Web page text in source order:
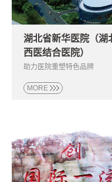
助力医
湖北省新华医院
湖北省新华医院（湖
西医结合医院）
助力医院重塑特色品牌
MORE